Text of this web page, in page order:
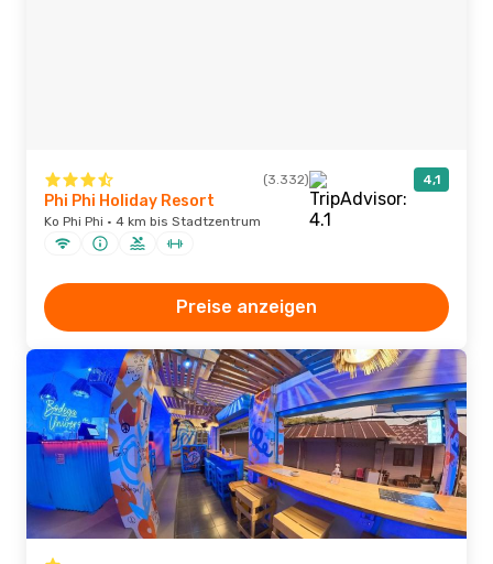
(3.332) 4,1
Phi Phi Holiday Resort
Ko Phi Phi · 4 km bis Stadtzentrum
Preise anzeigen